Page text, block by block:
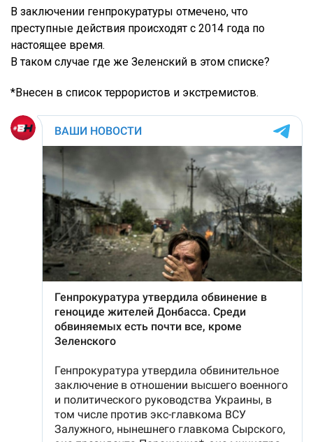
В заключении генпрокуратуры отмечено, что
преступные действия происходят с 2014 года по
настоящее время.
В таком случае где же Зеленский в этом списке?
*Внесен в список террористов и экстремистов.